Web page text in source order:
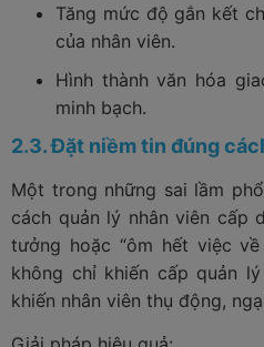
Tăng mức độ gắn kết
của nhân viên.
Hình thành văn hóa
minh bạch.
2.3. Đặt niềm tin đúng
Một trong những sai lầm
cách quản lý nhân viên cấp
tưởng hoặc “ôm hết việc về
không chỉ khiến cấp quản
khiến nhân viên thụ động,